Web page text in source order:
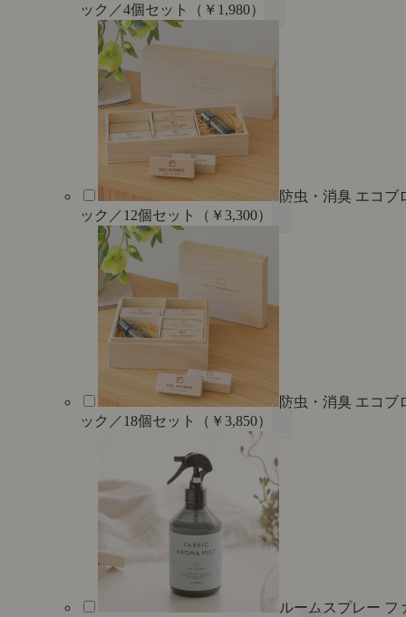
ック／4個セット（￥1,980）
防虫・消臭 エコブ
ック／12個セット（￥3,300）
防虫・消臭 エコブ
ック／18個セット（￥3,850）
ルームスプレー フ